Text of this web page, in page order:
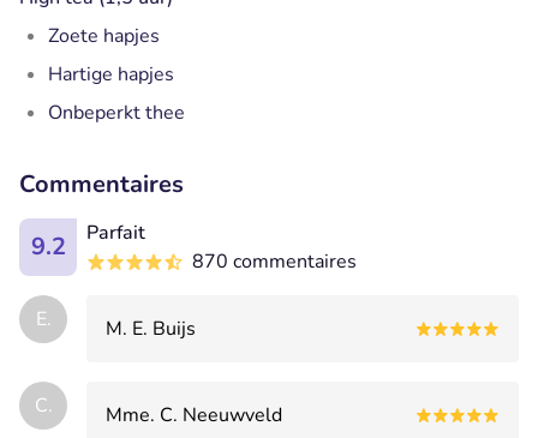
Zoete hapjes
Hartige hapjes
Onbeperkt thee
Commentaires
9.2
Parfait
870 commentaires
E. M. E. Buijs
C.
Mme. C. Neeuwveld